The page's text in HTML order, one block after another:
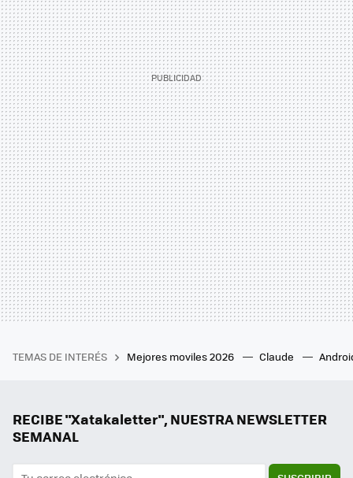
TEMAS DE INTERÉS Mejores moviles 2026 Claude
RECIBE "Xatakaletter", NUESTRA NEWSLETTER
SEMANAL